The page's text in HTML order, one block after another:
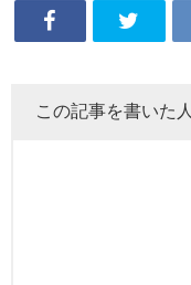
この記事を書いた人